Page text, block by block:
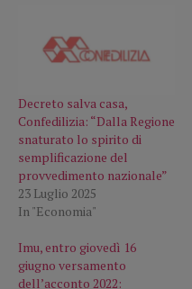
Decreto salva casa,
Confedilizia: “Dalla Regione
snaturato lo spirito di
semplificazione del
provvedimento nazionale”
23 Luglio 2025
In "Economia"
Imu, entro giovedì 16
giugno versamento
dell’acconto 2022: